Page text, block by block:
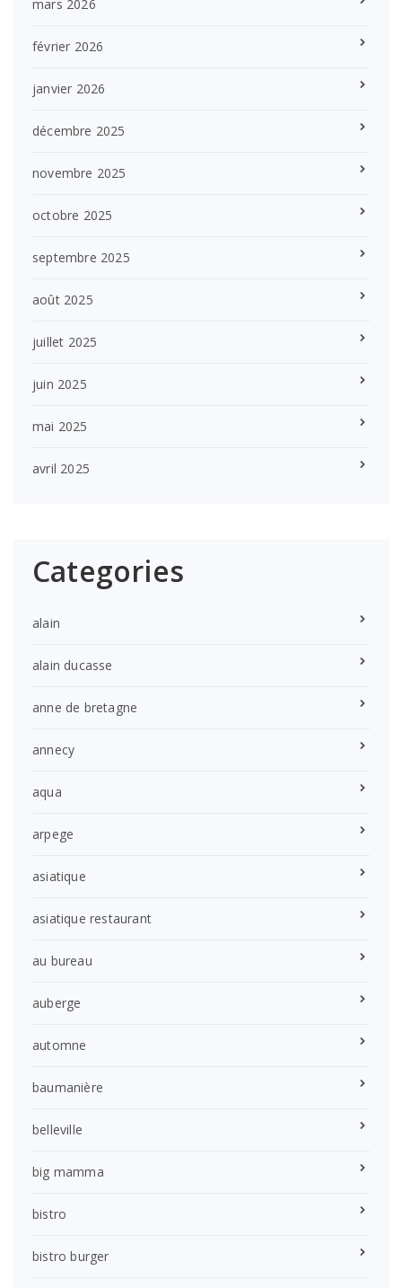
mars 2026
février 2026
janvier 2026
décembre 2025
novembre 2025
octobre 2025
septembre 2025
août 2025
juillet 2025
juin 2025
mai 2025
avril 2025
Categories
alain
alain ducasse
anne de bretagne
annecy
aqua
arpege
asiatique
asiatique restaurant
au bureau
auberge
automne
baumanière
belleville
big mamma
bistro
bistro burger